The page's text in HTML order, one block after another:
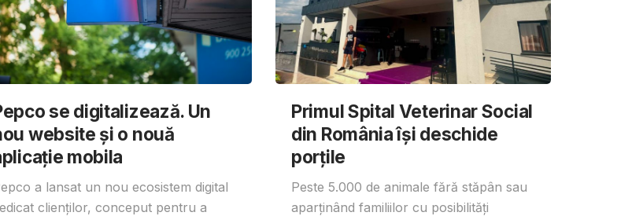
se digitalizează. Un
website și o nouă
mobila
a lansat un nou ecosistem digital
clienților, conceput pentru a
Primul Spital Veterinar Social
din România își deschide
porțile
Peste 5.000 de animale fără stăpân sau
aparținând familiilor cu posibilități